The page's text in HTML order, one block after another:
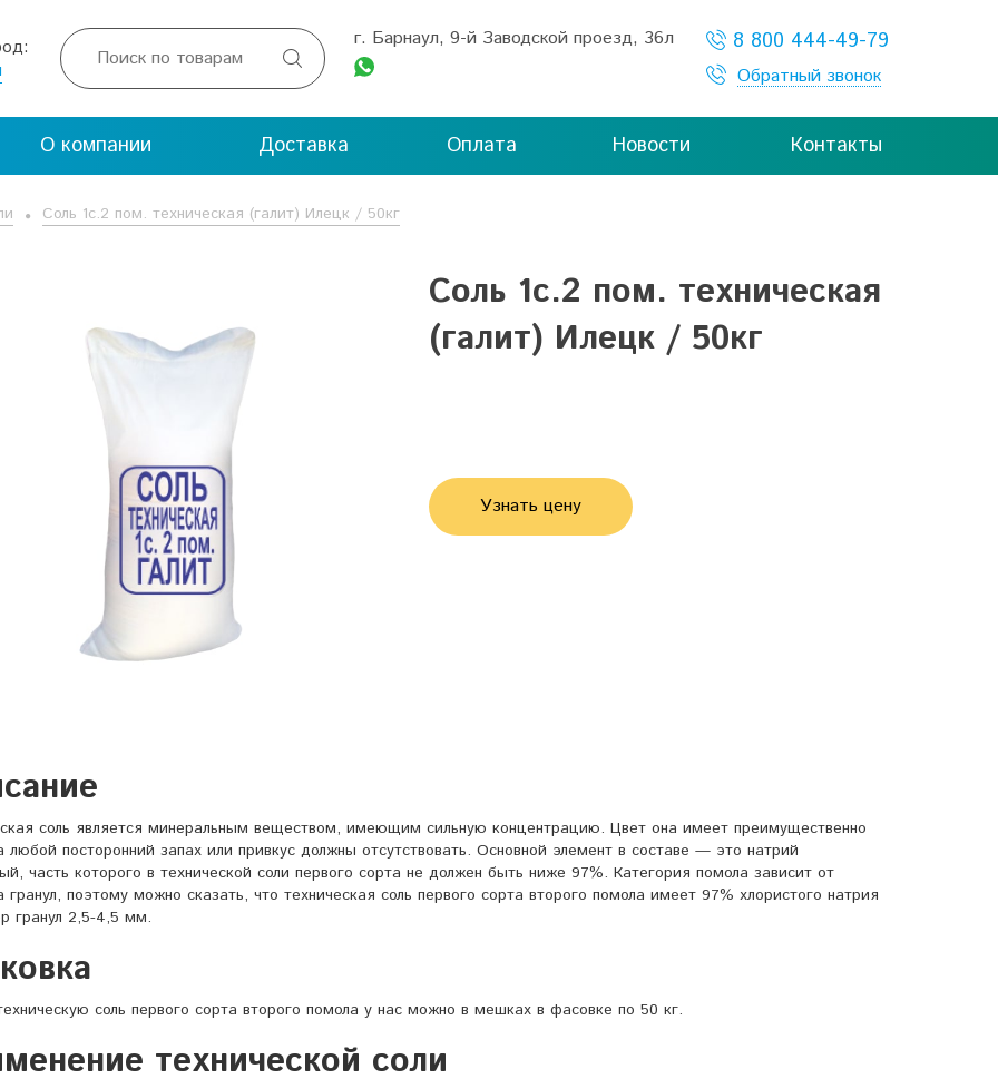

г. Барнаул, 9-й Заводской проезд, 36л 8 800 444-49-79
Обратный звонок
О компании Доставка Оплата Новости Контакты
Соль 1с.2 пом. техническая (галит) Илецк / 50кг
Соль 1с.2 пом. техническая
(галит) Илецк / 50кг
Узнать цену
соль является минеральным веществом, имеющим сильную концентрацию. Цвет она имеет преимущественно
любой посторонний запах или привкус должны отсутствовать. Основной элемент в составе — это натрий
часть которого в технической соли первого сорта не должен быть ниже 97%. Категория помола зависит от
гранул, поэтому можно сказать, что техническая соль первого сорта второго помола имеет 97% хлористого натрия
гранул 2,5-4,5 мм.
соль первого сорта второго помола у нас можно в мешках в фасовке по 50 кг.
технической соли